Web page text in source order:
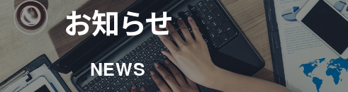
お知らせ
NEWS